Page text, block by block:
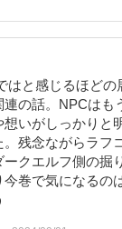
感じるほどの
の話。NPCは
いがしっかりと
残念ながらラフ
クエルフ側の掘
今巻で気になる